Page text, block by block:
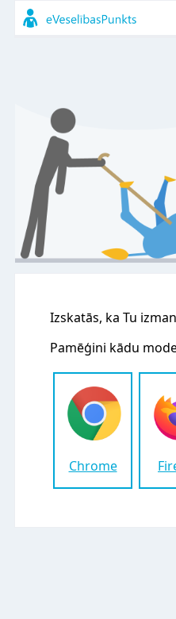
Izskatās, ka Tu
Pamēģini kādu
Chrome